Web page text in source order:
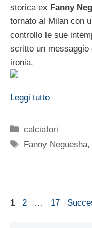
storica ex Fanny
tornato al Milan con
controllo le sue
scritto un
ironia.
Leggi tutto
Categorie
calciatori
Tag
Fanny Neguesha,
Pagina
1 Pagina
2 … Pagina
17